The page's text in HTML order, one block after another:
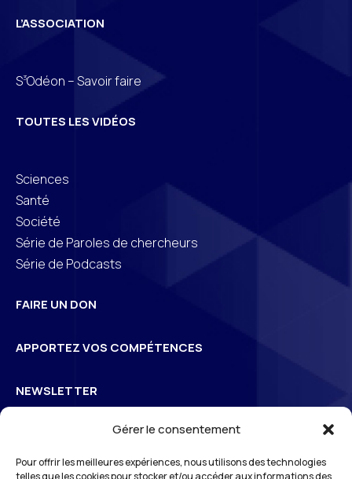
Gérer le consentement
Pour offrir les meilleures expériences, nous utilisons des technologies
telles que les cookies pour stocker et/ou accéder aux informations des
L’ASSOCIATION
S3Odéon – Savoir faire
TOUTES LES VIDÉOS
Sciences
Santé
Société
Série de Paroles de chercheurs
Série de Podcasts
FAIRE UN DON
APPORTEZ VOS COMPÉTENCES
NEWSLETTER
S3Odéon